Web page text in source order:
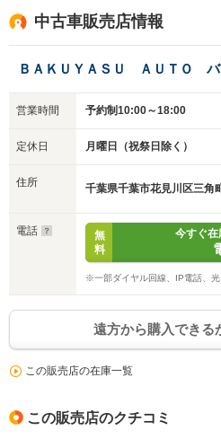
中古車販売店情報
ＢＡＫＵＹＡＳＵ ＡＵＴＯ バ
営業時間 予約制10:00～18:00
定休日 月曜日（祝祭日除く）
住所 千葉県千葉市花見川区三角
電話
無
料
今すぐ在
※一部ダイヤル回線、IP電話、光
遠方から購入できる
この販売店の在庫一覧
この販売店のクチコミ
入力途中の情報を
※次回問い合わせをする際
※保存された情報は 90